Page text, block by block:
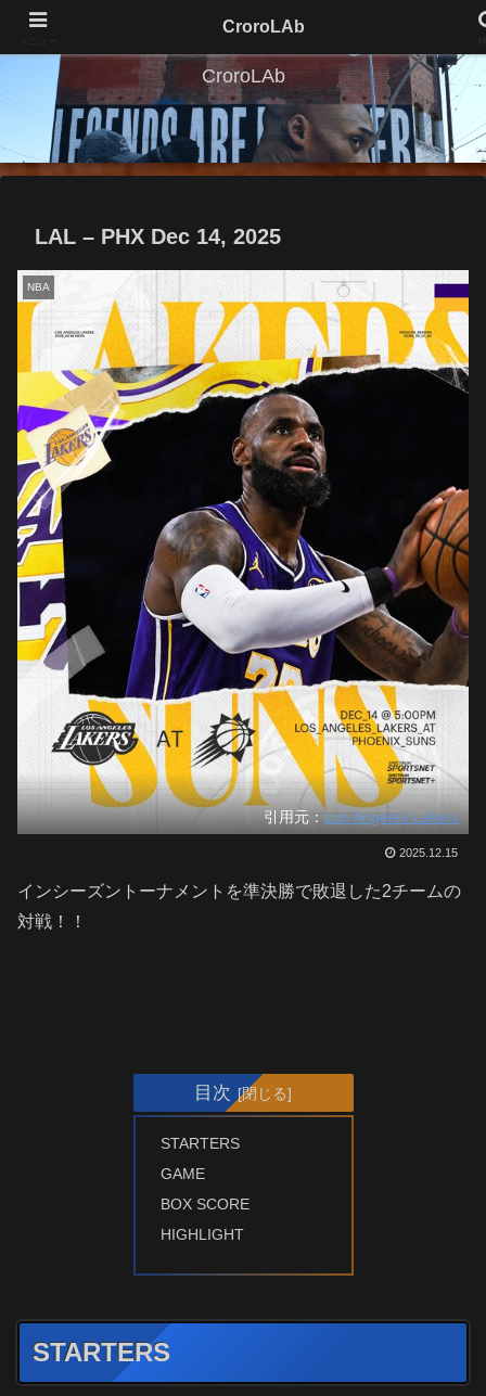
CroroLAb
LAL – PHX Dec 14, 2025
NBA
引用元：Los Angeles Lakers
2025.12.15
インシーズントーナメントを準決勝で敗退した2チームの
対戦！！
目次
STARTERS
GAME
BOX SCORE
HIGHLIGHT
STARTERS
CroroLAb